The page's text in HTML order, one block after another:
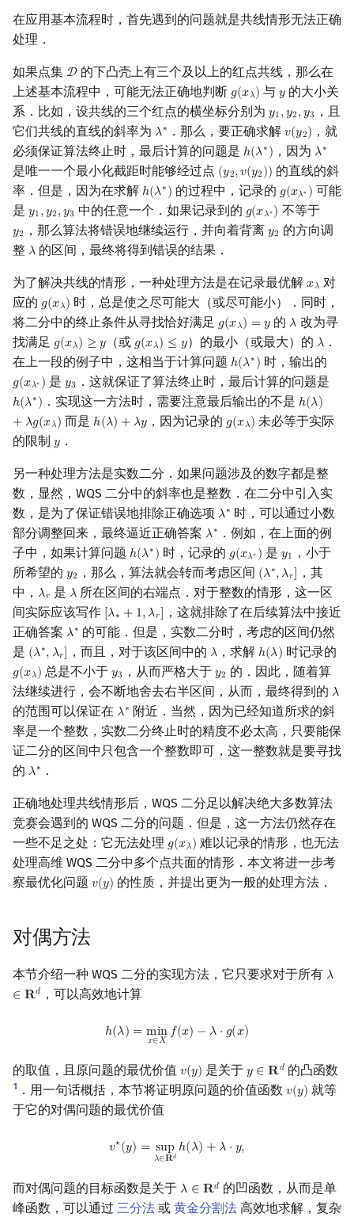
在应用基本流程时，首先遇到的问题就是共线情形无法正确
处理．
如果点集 D
D 的下凸壳上有三个及以上的红点共线，那么在
上述基本流程中，可能无法正确地判断 𝑔(𝑥𝜆)
g(xλ) 与𝑦
y的大小关
系．比如，设共线的三个红点的横坐标分别为 𝑦1,𝑦2,𝑦3
y1,y2,y3
，且
它们共线的直线的斜率为 𝜆∗
λ∗ ．那么，要正确求解𝑣(𝑦2)
v(y2) ，就
必须保证算法终止时，最后计算的问题是 ℎ(𝜆∗)
h(λ∗) ，因为 𝜆∗
λ∗
是唯一一个最小化截距时能够经过点 (𝑦2,𝑣(𝑦2))
(y2,v(y2))
的直线的斜
率．但是，因为在求解 ℎ(𝜆∗)
h(λ∗) 的过程中，记录的 𝑔(𝑥𝜆∗ )
g(xλ∗ 可能
是 𝑦1,𝑦2,𝑦3
y1,y2,y3 中的任意一个．如果记录到的 𝑔(𝑥𝜆∗)
g(xλ∗ )不等于
𝑦2
y2 ，那么算法将错误地继续运行，并向着背离 𝑦2
y2 的方向调
整 𝜆
λ 的区间，最终将得到错误的结果．
为了解决共线的情形，一种处理方法是在记录最优解 𝑥𝜆
xλ 对
应的 𝑔(𝑥𝜆)
g(xλ) 时，总是使之尽可能大（或尽可能小）．同时，
将二分中的终止条件从寻找恰好满足 𝑔(𝑥𝜆) = 𝑦
g(xλ)= y 的 𝜆
λ 改为寻
找满足 𝑔(𝑥𝜆) ≥ 𝑦
g(xλ)≥ y （或 𝑔(𝑥𝜆) ≤ 𝑦
g(xλ)≤ y ）的最小（或最大）的 𝜆
λ．
在上一段的例子中，这相当于计算问题 ℎ(𝜆∗)
h(λ∗) 时，输出的
𝑔(𝑥𝜆∗ )
g(xλ∗ )是𝑦3
y3 ．这就保证了算法终止时，最后计算的问题是
ℎ(𝜆∗)
h(λ∗) ．实现这一方法时，需要注意最后输出的不是 ℎ(𝜆)
+ 𝜆𝑔(𝑥𝜆)
h(λ)+
而是 ℎ(𝜆) + 𝜆𝑦
h(λ)+ λy ，因为记录的 𝑔(𝑥𝜆)
g(xλ) 未必等于实际
的限制 𝑦
y．
另一种处理方法是实数二分．如果问题涉及的数字都是整
数，显然，WQS 二分中的斜率也是整数．在二分中引入实
数，是为了保证错误地排除正确选项 𝜆∗
λ∗ 时，可以通过小数
部分调整回来，最终逼近正确答案 𝜆∗
λ∗ ．例如，在上面的例
子中，如果计算问题 ℎ(𝜆∗)
h(λ∗) 时，记录的 𝑔(𝑥𝜆∗ )
g(xλ∗ )是 𝑦1
y1 ，小于
所希望的 𝑦2
y2 ，那么，算法就会转而考虑区间 (𝜆∗,𝜆𝑟]
(λ∗, λr] ，其
中， 𝜆𝑟
λr 是 𝜆
λ 所在区间的右端点．对于整数的情形，这一区
间实际应该写作 [𝜆∗ + 1,𝜆𝑟]
[λ∗+1 ,λ r]
，这就排除了在后续算法中接近
正确答案 𝜆∗
λ∗ 的可能．但是，实数二分时，考虑的区间仍然
是 (𝜆∗, 𝜆𝑟]
(λ∗ λr] ，而且，对于该区间中的 𝜆
λ ，求解 ℎ(𝜆)
h(λ) 时记录的
𝑔(𝑥𝜆)
g(xλ) 总是不小于𝑦3
y3 ，从而严格大于 𝑦2
y2 的．因此，随着算
法继续进行，会不断地舍去右半区间，从而，最终得到的 𝜆
λ
的范围可以保证在 𝜆∗
λ∗ 附近．当然，因为已经知道所求的斜
率是一个整数，实数二分终止时的精度不必太高，只要能保
证二分的区间中只包含一个整数即可，这一整数就是要寻找
的 𝜆∗
λ∗ ．
正确地处理共线情形后，WQS 二分足以解决绝大多数算法
竞赛会遇到的 WQS 二分的问题．但是，这一方法仍然存在
一些不足之处：它无法处理 𝑔(𝑥𝜆)
g(xλ) 难以记录的情形，也无法
处理高维 WQS 二分中多个点共面的情形．本文将进一步考
察最优化问题 𝑣(𝑦)
v(y) 的性质，并提出更为一般的处理方法．
对偶方法
本节介绍一种 WQS 二分的实现方法，它只要求对于所有 𝜆
∈ 𝐑𝑑
λ∈
，可以高效地计算
ℎ(𝜆) = min
𝑥∈𝑋 𝑓(𝑥) − 𝜆 ⋅ 𝑔(𝑥)
h( λ )=minx ∈Xf( x)− λ g (x)
的取值，且原问题的最优价值 𝑣(𝑦)
v(y) 是关于𝑦 ∈ 𝐑𝑑
y ∈Rd 的凸函数
1 ．用一句话概括，本节将证明原问题的价值函数𝑣(𝑦)
v(y) 就等
于它的对偶问题的最优价值
𝑣⋆(𝑦) = sup
𝜆∈𝐑𝑑 ℎ(𝜆) + 𝜆 ⋅ 𝑦,
v⋆(y) =supλ∈Rdh (λ) + λ y,
而对偶问题的目标函数是关于 𝜆 ∈ 𝐑𝑑
λ∈Rd
的凹函数，从而是单
峰函数，可以通过 三分法 或 黄金分割法 高效地求解，复杂